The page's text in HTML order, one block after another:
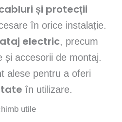
și protecții
în orice instalație.
electric, precum
și accesorii de montaj.
alese pentru a oferi
în utilizare.
utile